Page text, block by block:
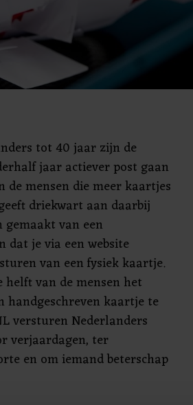
tot 40 jaar zijn de
jaar actiever post gaan
de mensen die meer kaartjes
driekwart aan daarbij
gemaakt van een
dat je via een website
van een fysiek kaartje.
van de mensen het
kaartje te
versturen Nederlanders
verjaardagen, ter
en om iemand beterschap